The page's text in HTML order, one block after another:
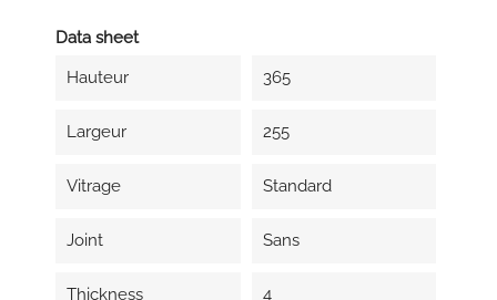
Data sheet
Hauteur
365
Largeur 255
Vitrage Standard
Joint Sans
Thickness 4